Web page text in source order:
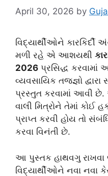
April 30, 2026 by
વિદ્યાર્થીઓને કારકિર્દી
મળી રહે એ આશયથી
2026 પ્રસિદ્ધ
વ્યવસાયિક તજજ્ઞો દ્વારા
પ્રસ્તુત કરવામાં આવી છે.
વાલી મિત્રોને તેમાં કોઈ
પ્રાપ્ત કરવી હોય તો
કરવા વિનંતી છે.
આ પુસ્તક હાથવગુ રાખવા
વિદ્યાર્થીઓને નવા નવા